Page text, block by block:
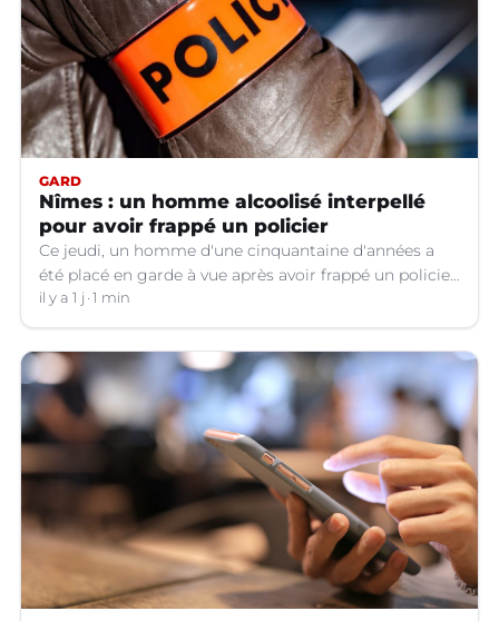
GARD
Nîmes : un homme alcoolisé interpellé
pour avoir frappé un policier
Ce jeudi, un homme d'une cinquantaine d'années a
été placé en garde à vue après avoir frappé un policier
hors service à Nîmes (Gard).
il y a 1 j 1 min